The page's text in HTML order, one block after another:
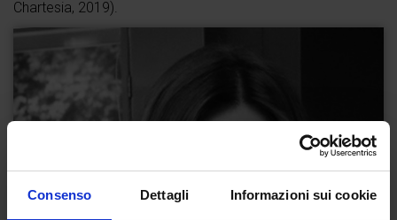
Consenso Dettagli Informazioni sui cookie
Chartesia, 2019).